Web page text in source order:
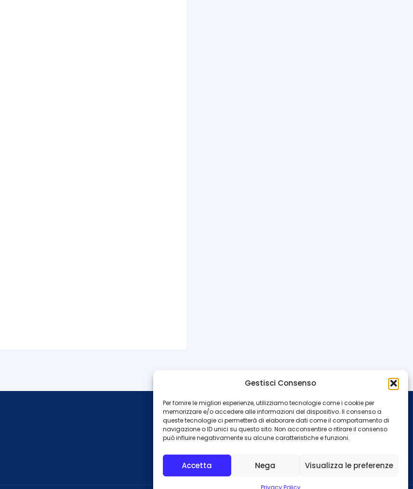
Gestisci Consenso
Per fornire le migliori esperienze, utilizziamo tecnologie come i cookie per
memorizzare e/o accedere alle informazioni del dispositivo. Il consenso a
queste tecnologie ci permetterà di elaborare dati come il comportamento di
navigazione o ID unici su questo sito. Non acconsentire o ritirare il consenso
può influire negativamente su alcune caratteristiche e funzioni.
Accetta Nega Visualizza le preferenze
Privacy Policy
INFO
Redazione
Contattaci